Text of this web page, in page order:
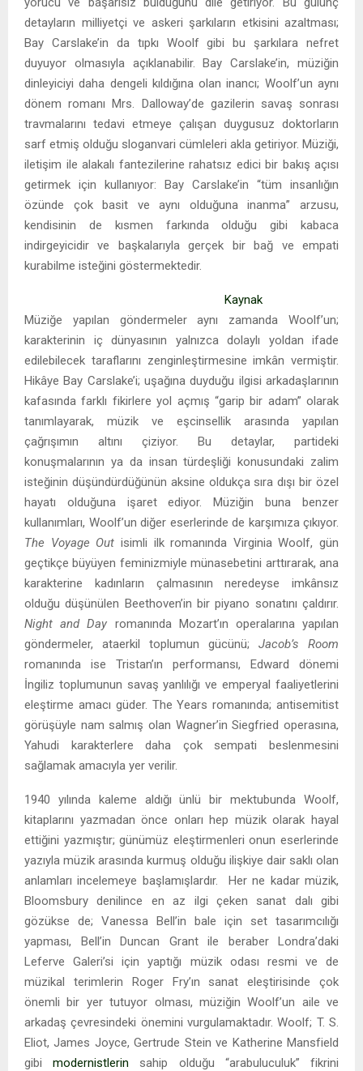
detayların milliyetçi ve askeri şarkıların etkisini azaltması;
Bay Carslake’in da tıpkı Woolf gibi bu şarkılara nefret
duyuyor olmasıyla açıklanabilir. Bay Carslake’in, müziğin
dinleyiciyi daha dengeli kıldığına olan inancı; Woolf’un aynı
dönem romanı Mrs. Dalloway’de gazilerin savaş sonrası
travmalarını tedavi etmeye çalışan duygusuz doktorların
sarf etmiş olduğu sloganvari cümleleri akla getiriyor. Müziği,
iletişim ile alakalı fantezilerine rahatsız edici bir bakış açısı
getirmek için kullanıyor: Bay Carslake’in “tüm insanlığın
özünde çok basit ve aynı olduğuna inanma” arzusu,
kendisinin de kısmen farkında olduğu gibi kabaca
indirgeyicidir ve başkalarıyla gerçek bir bağ ve empati
kurabilme isteğini göstermektedir.
Kaynak
Müziğe yapılan göndermeler aynı zamanda Woolf’un;
karakterinin iç dünyasının yalnızca dolaylı yoldan ifade
edilebilecek taraflarını zenginleştirmesine imkân vermiştir.
Hikâye Bay Carslake’i; uşağına duyduğu ilgisi arkadaşlarının
kafasında farklı fikirlere yol açmış “garip bir adam” olarak
tanımlayarak, müzik ve eşcinsellik arasında yapılan
çağrışımın altını çiziyor. Bu detaylar, partideki
konuşmalarının ya da insan türdeşliği konusundaki zalim
isteğinin düşündürdüğünün aksine oldukça sıra dışı bir özel
hayatı olduğuna işaret ediyor. Müziğin buna benzer
kullanımları, Woolf’un diğer eserlerinde de karşımıza çıkıyor.
The Voyage Out isimli ilk romanında Virginia Woolf, gün
geçtikçe büyüyen feminizmiyle münasebetini arttırarak, ana
karakterine kadınların çalmasının neredeyse imkânsız
olduğu düşünülen Beethoven’in bir piyano sonatını çaldırır.
Night and Day romanında Mozart’ın operalarına yapılan
göndermeler, ataerkil toplumun gücünü; Jacob’s Room
romanında ise Tristan’ın performansı, Edward dönemi
İngiliz toplumunun savaş yanlılığı ve emperyal faaliyetlerini
eleştirme amacı güder. The Years romanında; antisemitist
görüşüyle nam salmış olan Wagner’in Siegfried operasına,
Yahudi karakterlere daha çok sempati beslenmesini
sağlamak amacıyla yer verilir.
1940 yılında kaleme aldığı ünlü bir mektubunda Woolf,
kitaplarını yazmadan önce onları hep müzik olarak hayal
ettiğini yazmıştır; günümüz eleştirmenleri onun eserlerinde
yazıyla müzik arasında kurmuş olduğu ilişkiye dair saklı olan
anlamları incelemeye başlamışlardır. Her ne kadar müzik,
Bloomsbury denilince en az ilgi çeken sanat dalı gibi
gözükse de; Vanessa Bell’in bale için set tasarımcılığı
yapması, Bell’in Duncan Grant ile beraber Londra’daki
Leferve Galeri’si için yaptığı müzik odası resmi ve de
müzikal terimlerin Roger Fry’ın sanat eleştirisinde çok
önemli bir yer tutuyor olması, müziğin Woolf’un aile ve
arkadaş çevresindeki önemini vurgulamaktadır. Woolf; T. S.
Eliot, James Joyce, Gertrude Stein ve Katherine Mansfield
gibimodernistlerin sahip olduğu “arabuluculuk” fikrini